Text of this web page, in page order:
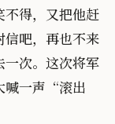
不得，又把他赶
信吧，再也不来
一次。这次将军
喊一声“滚出